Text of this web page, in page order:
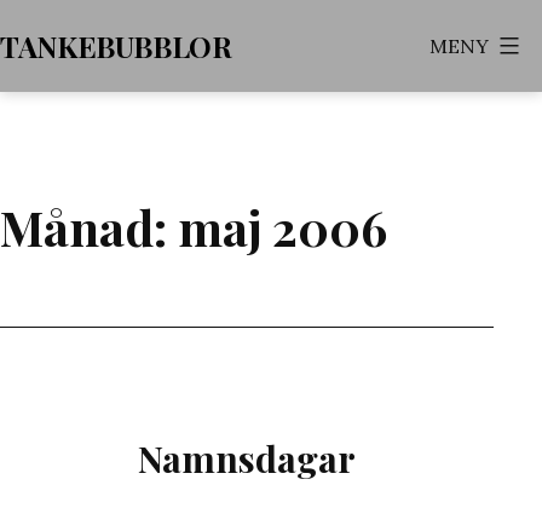
till
innehåll
TANKEBUBBLOR MENY
Månad: maj 2006
Namnsdagar